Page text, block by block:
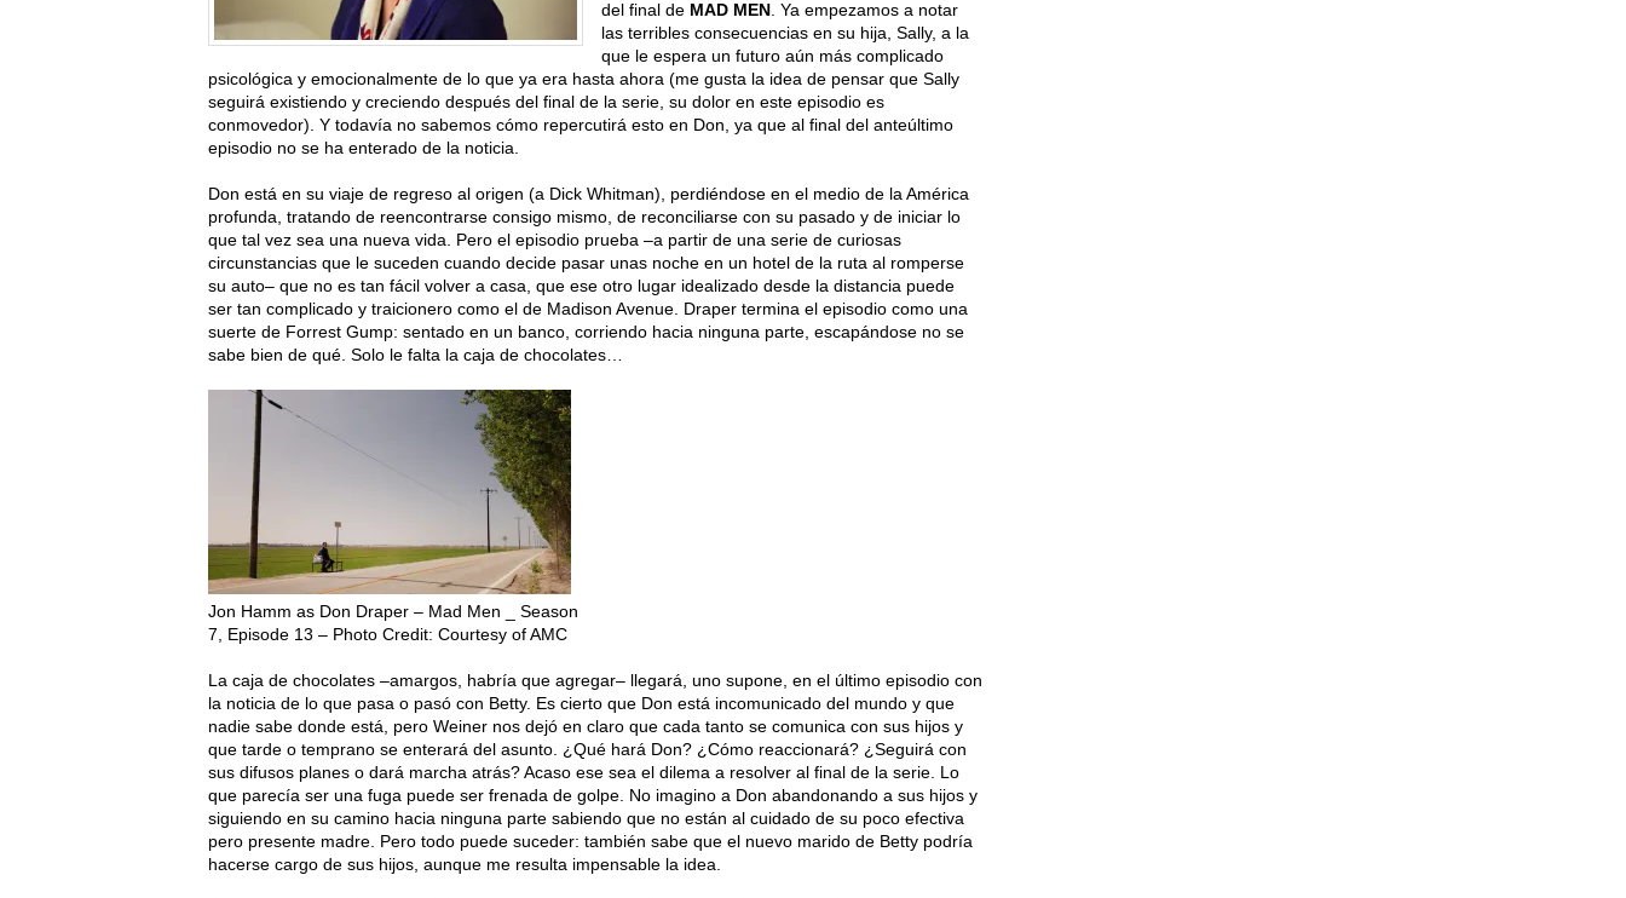
del final de MAD MEN. Ya empezamos a notar
las terribles consecuencias en su hija, Sally, a la
que le espera un futuro aún más complicado
psicológica y emocionalmente de lo que ya era hasta ahora (me gusta la idea de pensar que Sally
seguirá existiendo y creciendo después del final de la serie, su dolor en este episodio es
conmovedor). Y todavía no sabemos cómo repercutirá esto en Don, ya que al final del anteúltimo
episodio no se ha enterado de la noticia.
Don está en su viaje de regreso al origen (a Dick Whitman), perdiéndose en el medio de la América
profunda, tratando de reencontrarse consigo mismo, de reconciliarse con su pasado y de iniciar lo
que tal vez sea una nueva vida. Pero el episodio prueba –a partir de una serie de curiosas
circunstancias que le suceden cuando decide pasar unas noche en un hotel de la ruta al romperse
su auto– que no es tan fácil volver a casa, que ese otro lugar idealizado desde la distancia puede
ser tan complicado y traicionero como el de Madison Avenue. Draper termina el episodio como una
suerte de Forrest Gump: sentado en un banco, corriendo hacia ninguna parte, escapándose no se
sabe bien de qué. Solo le falta la caja de chocolates…
Jon Hamm as Don Draper – Mad Men _ Season
7, Episode 13 – Photo Credit: Courtesy of AMC
La caja de chocolates –amargos, habría que agregar– llegará, uno supone, en el último episodio con
la noticia de lo que pasa o pasó con Betty. Es cierto que Don está incomunicado del mundo y que
nadie sabe donde está, pero Weiner nos dejó en claro que cada tanto se comunica con sus hijos y
que tarde o temprano se enterará del asunto. ¿Qué hará Don? ¿Cómo reaccionará? ¿Seguirá con
sus difusos planes o dará marcha atrás? Acaso ese sea el dilema a resolver al final de la serie. Lo
que parecía ser una fuga puede ser frenada de golpe. No imagino a Don abandonando a sus hijos y
siguiendo en su camino hacia ninguna parte sabiendo que no están al cuidado de su poco efectiva
pero presente madre. Pero todo puede suceder: también sabe que el nuevo marido de Betty podría
hacerse cargo de sus hijos, aunque me resulta impensable la idea.